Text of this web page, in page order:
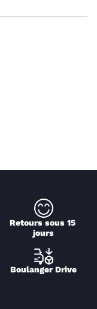
Retours sous 15
jours
Boulanger Drive